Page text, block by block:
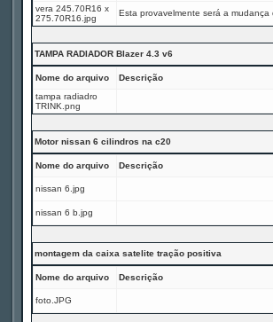
vera 245.70R16 x
275.70R16.jpg
Esta provavelmente será a
TAMPA RADIADOR Blazer 4.3 v6
Nome do arquivo
Descrição
tampa radiadro
TRINK.png
Motor nissan 6 cilindros na c20
Nome do arquivo Descrição
nissan 6.jpg
nissan 6 b.jpg
montagem da caixa satelite tração positiva
Nome do arquivo Descrição
foto.JPG